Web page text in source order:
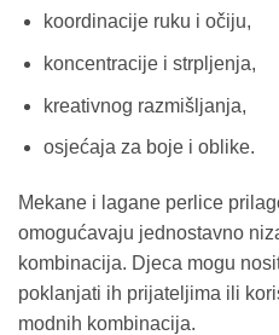
koordinacije ruku i očiju,
koncentracije i strpljenja,
kreativnog razmišljanja,
osjećaja za boje i oblike.
Mekane i lagane perlice
omogućavaju jednostavno
kombinacija. Djeca mogu
poklanjati ih prijateljima ili
modnih kombinacija.